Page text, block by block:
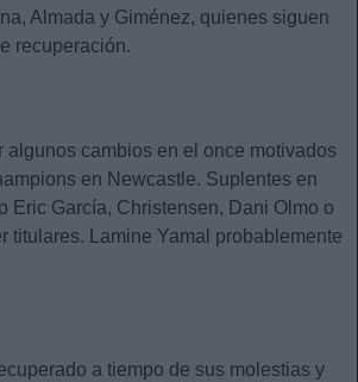
Almada y Giménez, quienes siguen
recuperación.
algunos cambios en el once motivados
en Newcastle. Suplentes en
Eric García, Christensen, Dani Olmo o
titulares. Lamine Yamal probablemente
a tiempo de sus molestias y